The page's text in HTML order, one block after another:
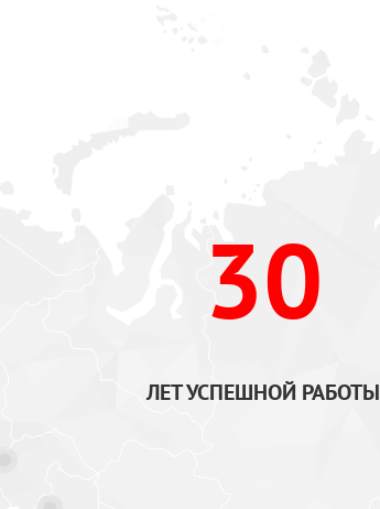
30
ЛЕТ УСПЕШНОЙ РАБОТЫ